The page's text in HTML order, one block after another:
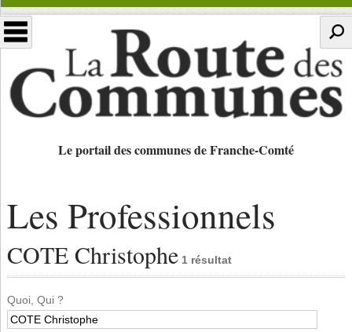
Le portail des communes de Franche-Comté
Les Professionnels
COTE Christophe 1 résultat
Quoi, Qui ?